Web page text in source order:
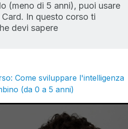
(meno di 5 anni), puoi usare
In questo corso ti
devi sapere
Come sviluppare l'intelligenza
(da 0 a 5 anni)